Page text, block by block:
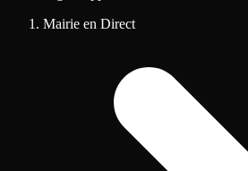
Mairie en Direct